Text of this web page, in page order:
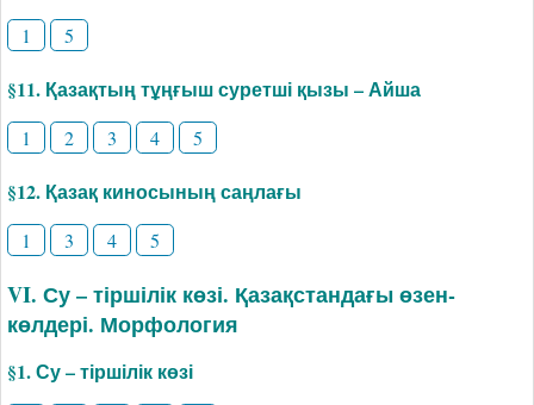
1 5
§11. Қазақтың тұңғыш суретші қызы – Айша
1 2 3 4 5
§12. Қазақ киносының саңлағы
1 3 4 5
VI. Су – тіршілік көзі. Қазақстандағы өзен-
көлдері. Морфология
§1. Су – тіршілік көзі